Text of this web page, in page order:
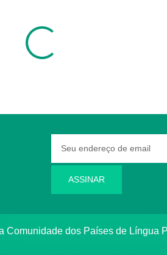
ASSINAR
Comunidade dos Países de Língua